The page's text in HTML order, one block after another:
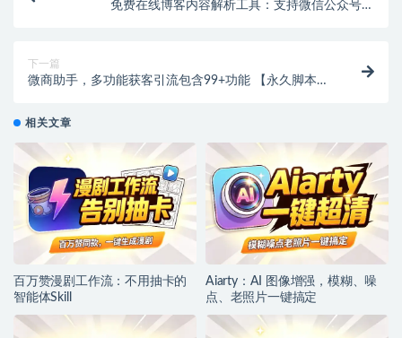
免费在线博客内容解析工具：支持微信公众号、
下一篇
微商助手，多功能获客引流包含99+功能 【永久脚本
相关文章
百万赞漫剧工作流：不用抽卡的
智能体Skill
Aiarty：AI 图像增强，模糊、噪
点、老照片一键搞定